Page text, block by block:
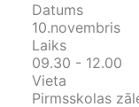
Datums
10.novembris
Laiks
09.30 - 12.00
Vieta
Pirmsskolas